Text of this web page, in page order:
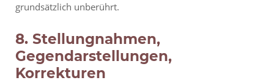
grundsätzlich unberührt.
8. Stellungnahmen,
Gegendarstellungen,
Korrekturen